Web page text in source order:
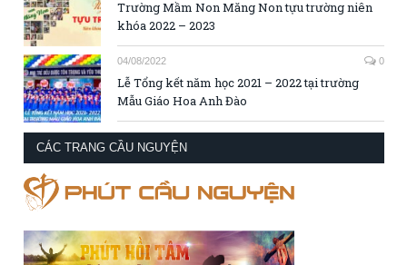
Trường Mầm Non Măng Non tựu trường niên
khóa 2022 – 2023
04/08/2022 0
Lễ Tổng kết năm học 2021 – 2022 tại trường
Mẫu Giáo Hoa Anh Đào
CÁC TRANG CẦU NGUYỆN